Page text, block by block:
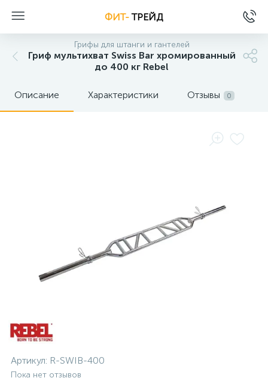
ФИТ-ТРЕЙД
Грифы для штанги и гантелей
Гриф мультихват Swiss Bar хромированный
до 400 кг Rebel
Описание Характеристики Отзывы 0
Артикул: R-SWIB-400
Пока нет отзывов